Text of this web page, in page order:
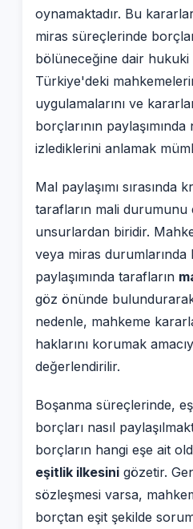
oynamaktadır. Bu
miras süreçlerinde
bölüneceğine dair
Türkiye'deki
uygulamalarını ve
borçlarının
izlediklerini anlamak
Mal paylaşımı sırasında
tarafların mali durumunu
unsurlardan biridir.
veya miras durumlarında
paylaşımında tarafların
göz önünde
nedenle, mahkeme
haklarını korumak
değerlendirilir.
Boşanma süreçlerinde,
borçları nasıl
borçların hangi eşe ait
eşitlik ilkesini gözetir.
sözleşmesi varsa,
borçtan eşit şekilde